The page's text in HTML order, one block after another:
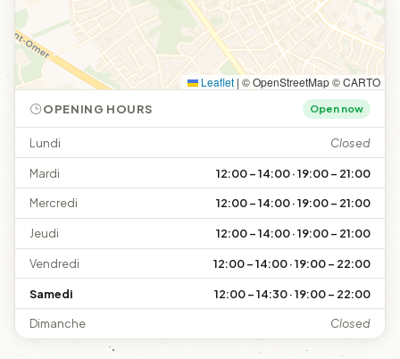
Leaflet | © OpenStreetMap © CARTO
OPENING HOURS Open now
Lundi Closed
Mardi 12:00 – 14:00 · 19:00 – 21:00
Mercredi 12:00 – 14:00 · 19:00 – 21:00
Jeudi 12:00 – 14:00 · 19:00 – 21:00
Vendredi 12:00 – 14:00 · 19:00 – 22:00
Samedi 12:00 – 14:30 · 19:00 – 22:00
Dimanche Closed